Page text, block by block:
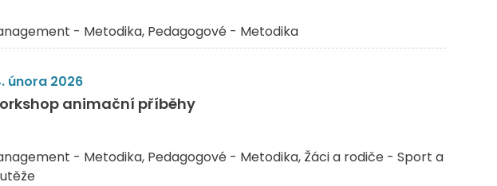
- Metodika Pedagogové - Metodika
února 2026
animační příběhy
- Metodika Pedagogové - Metodika Žáci a rodiče - Sport a